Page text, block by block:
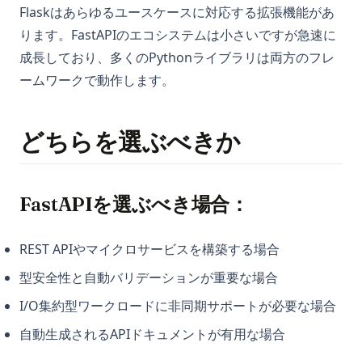
Flaskはあらゆるユースケースに対応する拡張機能があ
ります。FastAPIのエコシステムは小さいですが急速に
成長しており、多くのPythonライブラリは両方のフレ
ームワークで動作します。
どちらを選ぶべきか
FastAPIを選ぶべき場合：
REST APIやマイクロサービスを構築する場合
型安全性と自動バリデーションが重要な場合
I/O集約型ワークロードに非同期サポートが必要な場合
自動生成されるAPIドキュメントが有用な場合